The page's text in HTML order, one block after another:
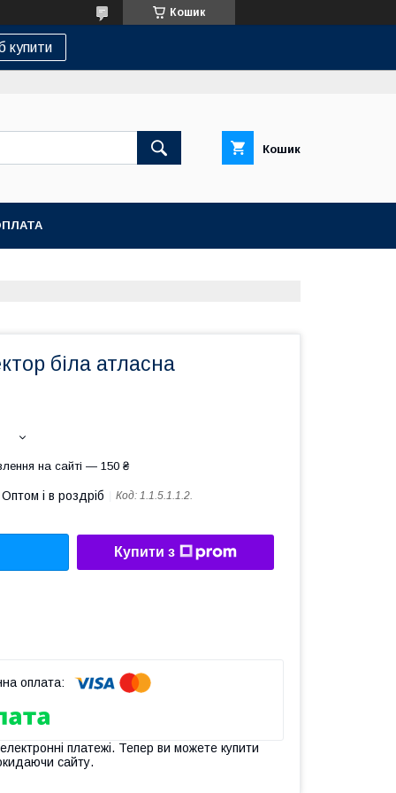
Кошик
купити
Кошик
біла атласна
на сайті — 150 ₴
Оптом і в роздріб Код: 1.1.5.1.1.2.
Купити з
платежі. Тепер ви можете купити
сайту.